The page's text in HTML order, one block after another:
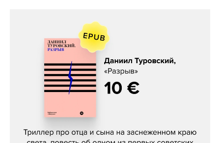
Даниил Туровский, «Разрыв»